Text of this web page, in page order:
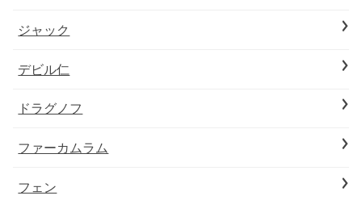
ジャック
デビル仁
ドラグノフ
ファーカムラム
フェン